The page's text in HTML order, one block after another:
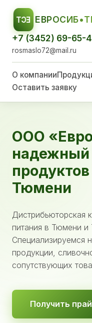
ЕСТ
+7 (3452) 69-65-
rosmaslo72@mail.ru
О компании
Оставить заявку
ООО
надежный
Тюмени
Дистрибьюторская
питания в Тюмени
Специализируемся
продукции,
сопутствующих
Получить